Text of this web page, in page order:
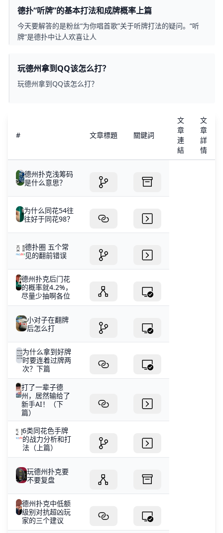
德扑“听牌”的基本打法和成牌概率上篇
今天要解答的是粉丝“为你唱首歌”关于听牌打法的疑问。“听
牌”是德扑中让人欢喜让人
玩德州拿到QQ该怎么打？
玩德州拿到QQ该怎么打？
# 文章標題 關鍵詞
文
章
連
結
文
章
詳
情
德州扑克浅筹码
是什么意思？
为什么同花54往
往好于同花98？
德扑圈 五个常
见的翻前错误
德州扑克后门花
的概率就4.2%，
尽量少抽啊各位
小对子在翻牌
后怎么打
为什么拿到好牌
时要连着过牌两
次？下篇
打了一辈子德
州，居然输给了
新手AI！（下
篇）
6类同花色手牌
的战力分析和打
法（上篇）
玩德州扑克要
不要复盘
德州扑克中低额
级别对抗超凶玩
家的三个建议